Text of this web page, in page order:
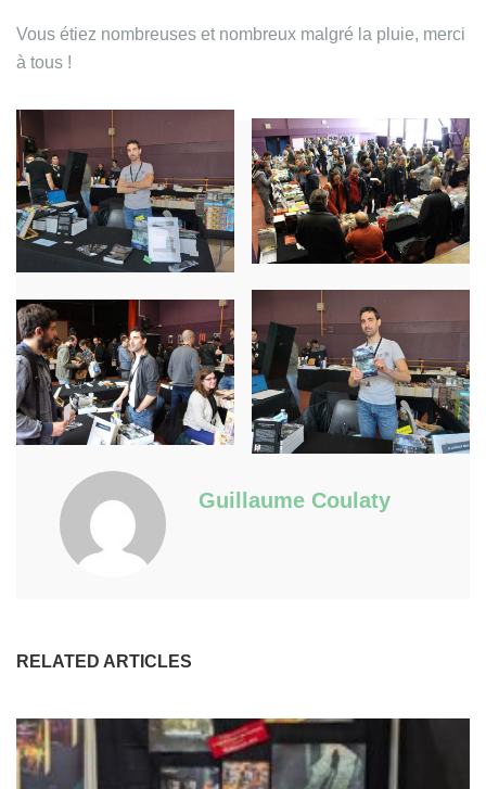
Vous étiez nombreuses et nombreux malgré la pluie, merci
à tous !
Guillaume Coulaty
RELATED ARTICLES